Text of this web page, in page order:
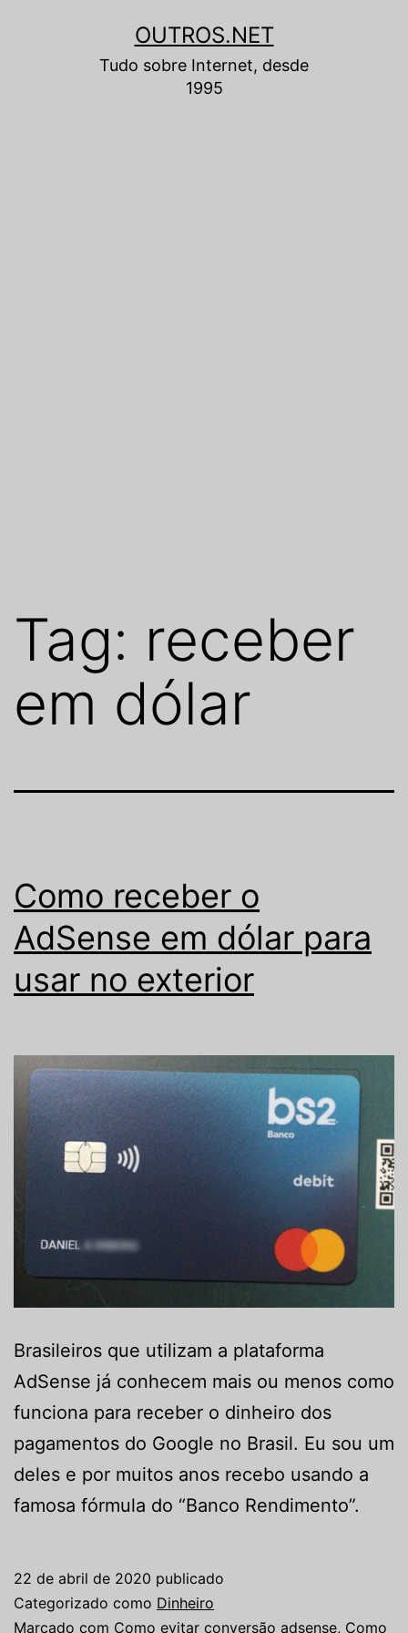
OUTROS.NET
Tudo sobre Internet, desde
1995
Tag: receber
em dólar
Como receber o
AdSense em dólar para
usar no exterior
Brasileiros que utilizam a plataforma
AdSense já conhecem mais ou menos como
funciona para receber o dinheiro dos
pagamentos do Google no Brasil. Eu sou um
deles e por muitos anos recebo usando a
famosa fórmula do “Banco Rendimento”.
22 de abril de 2020 publicado
Categorizado como Dinheiro
Marcado com Como evitar conversão adsense, Como